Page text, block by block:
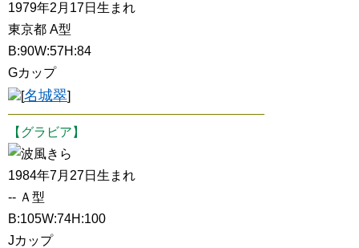
1979年2月17日生まれ
東京都 A型
B:90W:57H:84
Gカップ
[名城翠]
【グラビア】
波風きら
1984年7月27日生まれ
-- Ａ型
B:105W:74H:100
Jカップ